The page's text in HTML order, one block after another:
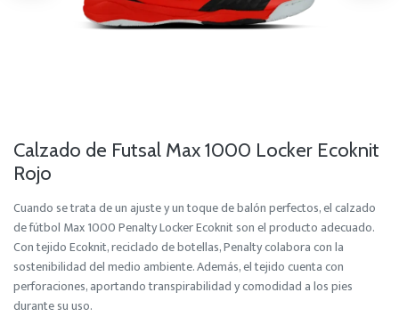
Calzado de Futsal Max 1000 Locker Ecoknit
Rojo
Cuando se trata de un ajuste y un toque de balón perfectos, el calzado
de fútbol Max 1000 Penalty Locker Ecoknit son el producto adecuado.
Con tejido Ecoknit, reciclado de botellas, Penalty colabora con la
sostenibilidad del medio ambiente. Además, el tejido cuenta con
perforaciones, aportando transpirabilidad y comodidad a los pies
durante su uso.